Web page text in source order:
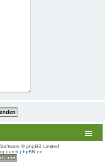
© phpBB Limited
durch phpBB.de